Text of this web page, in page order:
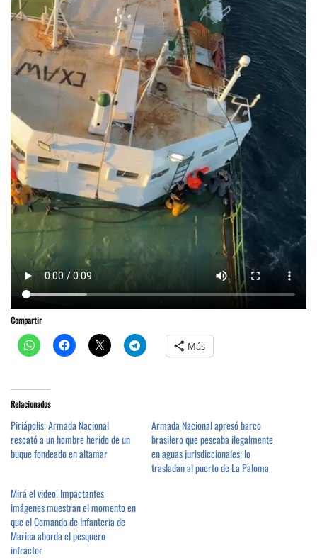
Compartir
Más
Relacionados
Piriápolis: Armada Nacional
rescató a un hombre herido de un
buque fondeado en altamar
Armada Nacional apresó barco
brasilero que pescaba ilegalmente
en aguas jurisdiccionales; lo
trasladan al puerto de La Paloma
Mirá el video! Impactantes
imágenes muestran el momento en
que el Comando de Infantería de
Marina aborda el pesquero
infractor